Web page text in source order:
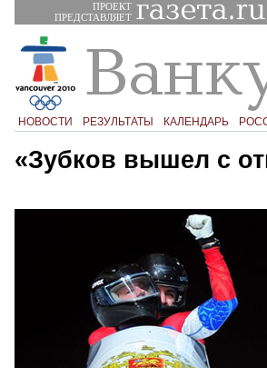
ПРОЕКТ
ПРЕДСТАВЛЯЕТ
НОВОСТИ РЕЗУЛЬТАТЫ КАЛЕНДАРЬ
«Зубков вышел с